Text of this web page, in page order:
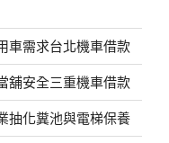
車需求台北機車借款
舖安全三重機車借款
抽化糞池與電梯保養